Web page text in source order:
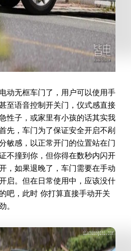
动无框车门了，用户可以使用手
至语音控制开关门，仪式感直接
性子，或家里有小孩的话其实我
先，车门为了保证安全开启不剐
敏感，以正常开门的位置站在门
不撞到你，但你得在数秒内闪开
，如果退晚了，车门需要在手动
启。但在日常使用中，应该没什
吧，此时 你打算直接手动开关
。